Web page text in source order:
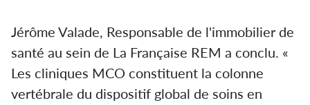
Jérôme Valade, Responsable de l'immobilier de
santé au sein de La Française REM a conclu. «
Les cliniques MCO constituent la colonne
vertébrale du dispositif global de soins en